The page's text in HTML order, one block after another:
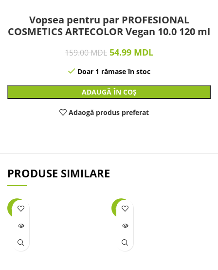
Vopsea pentru par PROFESIONAL
COSMETICS ARTECOLOR Vegan 10.0 120 ml
159.00MDL 54.99 MDL
Doar 1 rămase în stoc
ADAUGĂ ÎN COȘ
Adaogă produs preferat
PRODUSE SIMILARE
-25%
LIPSĂ
-45%
LIPSĂ